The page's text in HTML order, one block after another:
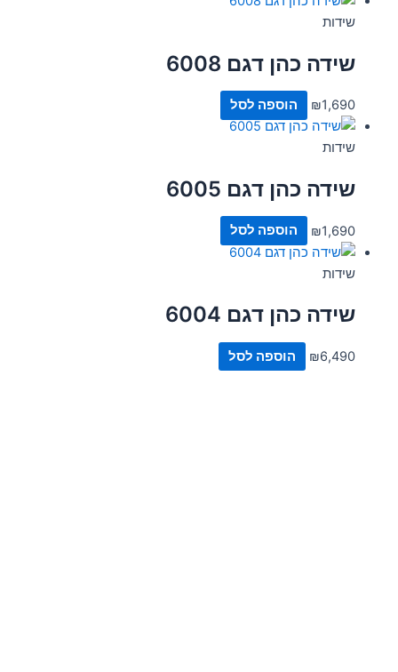
שידות
שידה כהן דגם 6008
₪1,690 הוספה לסל
שידות
שידה כהן דגם 6005
₪1,690 הוספה לסל
שידות
שידה כהן דגם 6004
₪6,490 הוספה לסל